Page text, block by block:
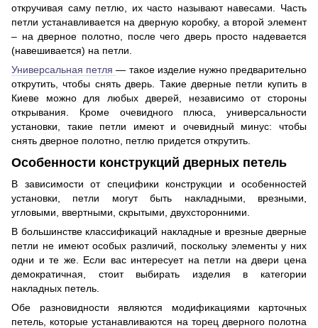
откручивая саму петлю, их часто называют навесами. Часть
петли устанавливается на дверную коробку, а второй элемент
– на дверное полотно, после чего дверь просто надевается
(навешивается) на петли.
Универсальная петля— такое изделие нужно предварительно
открутить, чтобы снять дверь. Такие дверные петли купить в
Киеве можно для любых дверей, независимо от стороны
открывания. Кроме очевидного плюса, универсальности
установки, такие петли имеют и очевидный минус: чтобы
снять дверное полотно, петлю придется открутить.
Особенности конструкций дверных петель
В зависимости от специфики конструкции и особенностей
установки, петли могут быть накладными, врезными,
угловыми, ввертными, скрытыми, двухсторонними.
В большинстве классификаций накладные и врезные дверные
петли не имеют особых различий, поскольку элементы у них
одни и те же. Если вас интересует на петли на двери цена
демократичная, стоит выбирать изделия в категории
накладных петель.
Обе разновидности являются модификациями карточных
петель, которые устанавливаются на торец дверного полотна